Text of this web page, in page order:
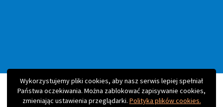
Wykorzystujemy pliki cookies, aby nasz serwis lepiej spełniał
Państwa oczekiwania. Można zablokować zapisywanie cookies,
zmieniając ustawienia przeglądarki. Polityka plików cookies.